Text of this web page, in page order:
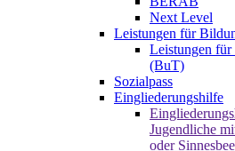
Next Level
Leistungen für
Leistungen
(BuT)
Sozialpass
Eingliederungshilfe
Jugendliche
oder